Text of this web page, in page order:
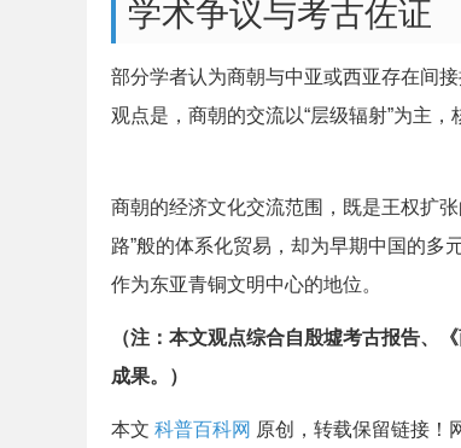
学术争议与考古佐证
部分学者认为商朝与中亚或西亚存在间
观点是，商朝的交流以“层级辐射”为主
商朝的经济文化交流范围，既是王权扩
路”般的体系化贸易，却为早期中国的多
作为东亚青铜文明中心的地位。
（注：本文观点综合自殷墟考古报告、
成果。）
本文 科普百科网 原创，转载保留链接！